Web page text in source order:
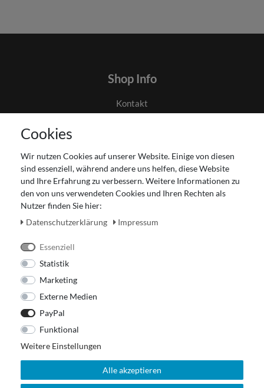
Shop Info
Kontakt
Impressum
Widerrufsrecht
Zahlung und Versand
Unser Ladengeschäft
Cookies
Wir nutzen Cookies auf unserer Website. Einige von diesen
sind essenziell, während andere uns helfen, diese Website
und Ihre Erfahrung zu verbessern. Weitere Informationen zu
den von uns verwendeten Cookies und Ihren Rechten als
Nutzer finden Sie hier:
Daten­schutz­erklärung
Impressum
Essenziell
Statistik
Marketing
Externe Medien
PayPal
Funktional
Weitere Einstellungen
Alle akzeptieren